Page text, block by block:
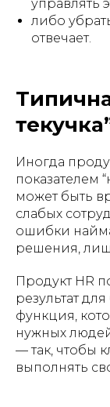
управлять
либо
отвечает.
Иногда
показателем
может быть
слабых
ошибки
решения,
Продукт HR
результат для
функция,
нужных
— так, чтобы
выполнять